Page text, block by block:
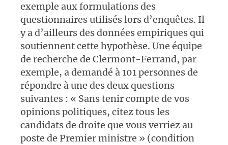
exemple aux formulations des
questionnaires utilisés lors d’enquêtes. Il
y a d’ailleurs des données empiriques qui
soutiennent cette hypothèse. Une équipe
de recherche de Clermont-Ferrand, par
exemple, a demandé à 101 personnes de
répondre à une des deux questions
suivantes : « Sans tenir compte de vos
opinions politiques, citez tous les
candidats de droite que vous verriez au
poste de Premier ministre » (condition